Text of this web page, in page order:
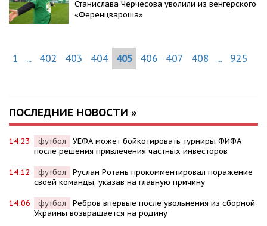
Станислава Черчесова уволили из венгерского
«Ференцвароша»
1 ... 402 403 404 405 406 407 408 ... 925
ПОСЛЕДНИЕ НОВОСТИ »
14:23 футбол
УЕФА может бойкотировать турниры ФИФА
после решения привлечения частных инвесторов
14:12 футбол
Руслан Ротань прокомментировал поражение
своей команды, указав на главную причину
14:06 футбол
Ребров впервые после увольнения из сборной
Украины возвращается на родину